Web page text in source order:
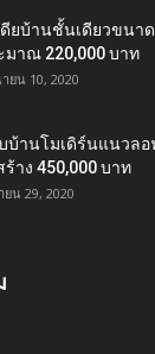
ดียบ้านชั้นเดียวขนา
มาณ 220,000 บาท
ยน 10, 2020
บ้านโมเดิร์นแนวล
ร้าง 450,000 บาท
ยน 29, 2020